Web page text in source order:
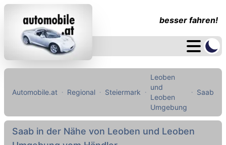
besser fahren!
Automobile.at Regional Steiermark
Leoben
und
Leoben
Umgebung
Saab
Saab in der Nähe von Leoben und Leoben